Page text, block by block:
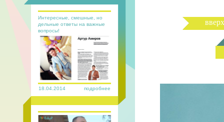
18.04.2014 подробнее
Интересные, смешные, но
дельные ответы на важные
вопросы!
вверх